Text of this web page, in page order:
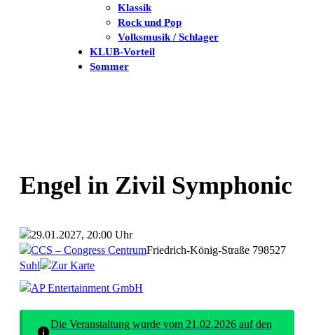
Klassik
Rock und Pop
Volksmusik / Schlager
KLUB-Vorteil
Sommer
Engel in Zivil Symphonic
29.01.2027, 20:00 Uhr
CCS – Congress CentrumFriedrich-König-Straße 798527
Suhl
Zur Karte
AP Entertainment GmbH
Die Veranstaltung wurde vom 21.02.2026 auf den